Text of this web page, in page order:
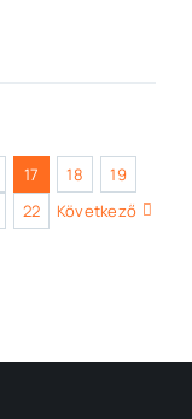
17 18
19
22 Következő